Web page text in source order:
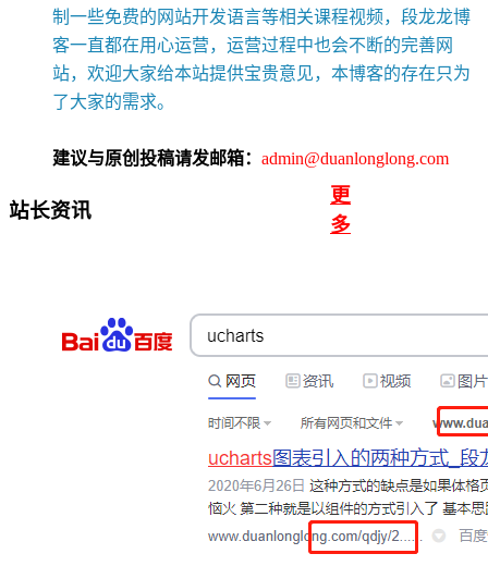
制一些免费的网站开发语言等相关课程视频，段龙龙博
客一直都在用心运营，运营过程中也会不断的完善网
站，欢迎大家给本站提供宝贵意见，本博客的存在只为
了大家的需求。
建议与原创投稿请发邮箱： admin@duanlonglong.com
站长资讯
更
多